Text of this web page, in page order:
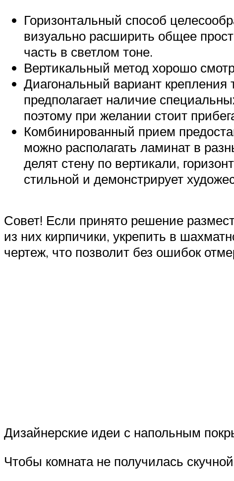
Горизонтальный способ
визуально расширить общее
часть в светлом тоне.
Вертикальный метод хорошо
Диагональный вариант
предполагает наличие
поэтому при желании стоит
Комбинированный прием
можно располагать ламинат в
делят стену по вертикали,
стильной и демонстрирует
Совет! Если принято решение
из них кирпичики, укрепить в
чертеж, что позволит без ошибок
Дизайнерские идеи с напольным
Чтобы комната не получилась